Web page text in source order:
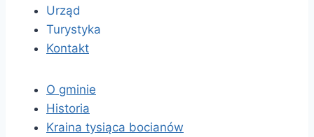
Urząd
Turystyka
Kontakt
O gminie
Historia
Kraina tysiąca bocianów